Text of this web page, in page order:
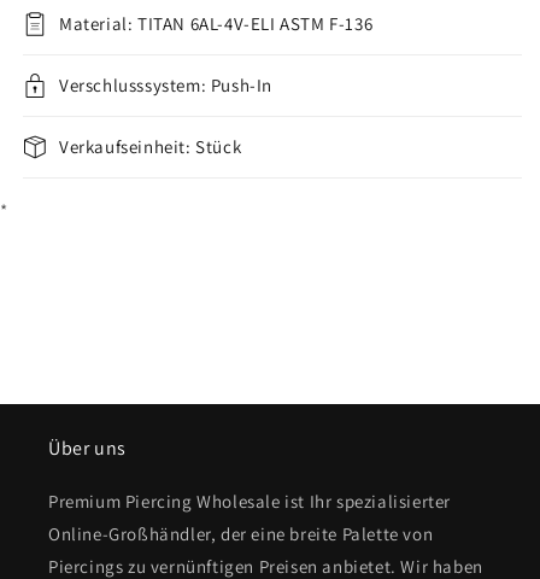
Material: TITAN 6AL-4V-ELI ASTM F-136
Verschlusssystem: Push-In
Verkaufseinheit: Stück
*
Über uns
Premium Piercing Wholesale ist Ihr spezialisierter
Online-Großhändler, der eine breite Palette von
Piercings zu vernünftigen Preisen anbietet. Wir haben